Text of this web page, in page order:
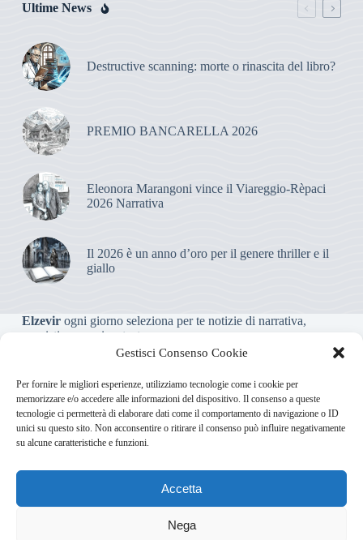
Gestisci Consenso Cookie
Per fornire le migliori esperienze, utilizziamo tecnologie come i cookie per
memorizzare e/o accedere alle informazioni del dispositivo. Il consenso a queste
tecnologie ci permetterà di elaborare dati come il comportamento di navigazione o ID
unici su questo sito. Non acconsentire o ritirare il consenso può influire negativamente
su alcune caratteristiche e funzioni.
Accetta
Nega
Ultime News
Destructive scanning: morte o rinascita del libro?
PREMIO BANCARELLA 2026
Eleonora Marangoni vince il Viareggio-Rèpaci
2026 Narrativa
Il 2026 è un anno d’oro per il genere thriller e il
giallo
Elzevirogni giorno seleziona per te notizie di narrativa,
saggistica, poesia e teatro.
Testata giornalistica online non iscritta al Tribunale, che non
riceve contributi o agevolazioni pubbliche ai sensi dell’art. 3-
bis della legge 103/2012
Via Usodimare 3 - 37138 Verona (VR)info@elzevir.it bullet-